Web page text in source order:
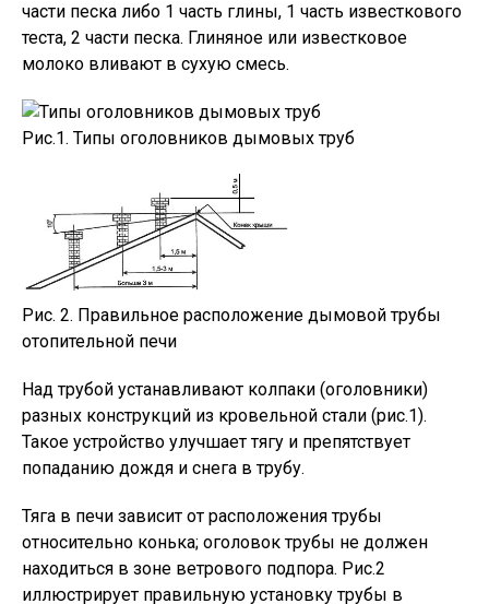
части песка либо 1 часть глины, 1 часть известкового
теста, 2 части песка. Глиняное или известковое
молоко вливают в сухую смесь.
Рис.1. Типы оголовников дымовых труб
Рис. 2. Правильное расположение дымовой трубы
отопительной печи
Над трубой устанавливают колпаки (оголовники)
разных конструкций из кровельной стали (рис.1).
Такое устройство улучшает тягу и препятствует
попаданию дождя и снега в трубу.
Тяга в печи зависит от расположения трубы
относительно конька; оголовок трубы не должен
находиться в зоне ветрового подпора. Рис.2
иллюстрирует правильную установку трубы в